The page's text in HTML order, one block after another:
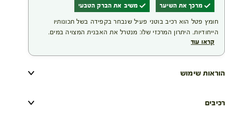
מרכך את השיער משיב את הברק הטבעי
חומץ פטל הוא רכיב בוטני פעיל שנבחר בקפידה בשל תכונותיו
הייחודיות. היתרון המרכזי שלו: מנטרל את האבנית המצויה במים.
צביעת שיער עלולה לפגוע בו; מעטפת סיב השערה נפתחת כדי
זוהר ומלא חיוניות.
קראו עוד
הוראות שימוש
רכיבים